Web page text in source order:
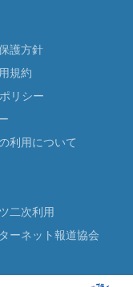
護方針
規約
リシー
利用について
二次利用
ーネット報道協会